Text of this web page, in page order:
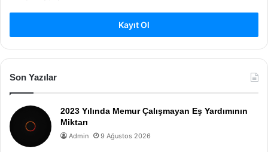
Kayıt Ol
Son Yazılar
2023 Yılında Memur Çalışmayan Eş Yardımının
Miktarı
Admin 9 Ağustos 2026